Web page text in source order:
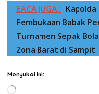
BACA JUGA :
Pembukaan Babak
Turnamen Sepak
Zona Barat di Sampit
Menyukai ini:
Memuat...